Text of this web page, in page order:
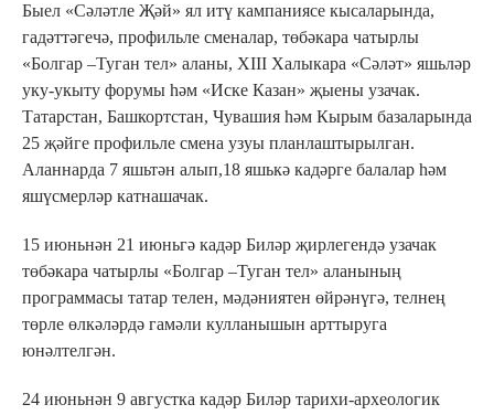
Быел «Сәләтле Җәй» ял итү кампаниясе кысаларында,
гадәттәгечә, профильле сменалар, төбәкара чатырлы
«Болгар –Туган тел» аланы, XIII Халыкара «Сәләт» яшьләр
уку-укыту форумы һәм «Иске Казан» җыены узачак.
Татарстан, Башкортстан, Чувашия һәм Кырым базаларында
25 җәйге профильле смена узуы планлаштырылган.
Аланнарда 7 яшьтән алып,18 яшькә кадәрге балалар һәм
яшүсмерләр катнашачак.
15 июньнән 21 июньгә кадәр Биләр җирлегендә узачак
төбәкара чатырлы «Болгар –Туган тел» аланының
программасы татар телен, мәдәниятен өйрәнүгә, телнең
төрле өлкәләрдә гамәли кулланышын арттыруга
юнәлтелгән.
24 июньнән 9 августка кадәр Биләр тарихи-археологик